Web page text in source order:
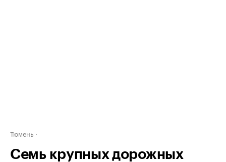
Тюмень
Семь крупных дорожных